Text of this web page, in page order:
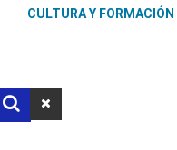
CULTURA Y FORMACIÓN